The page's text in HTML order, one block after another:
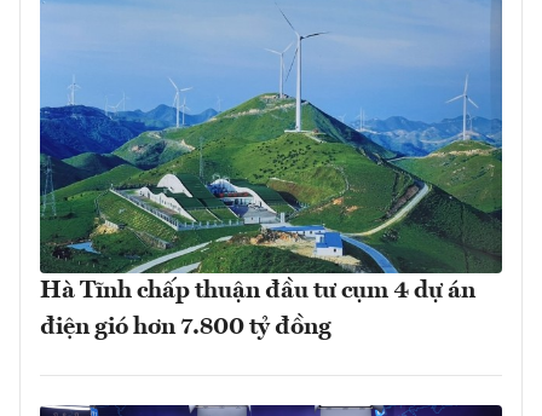
Hà Tĩnh chấp thuận đầu tư cụm 4 dự án
điện gió hơn 7.800 tỷ đồng